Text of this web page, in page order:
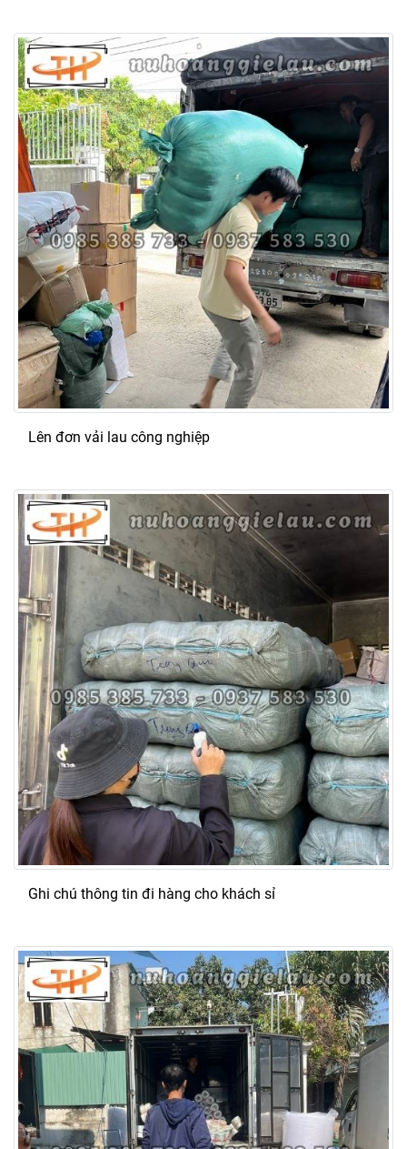
Lên đơn vải lau công nghiệp
Ghi chú thông tin đi hàng cho khách sỉ